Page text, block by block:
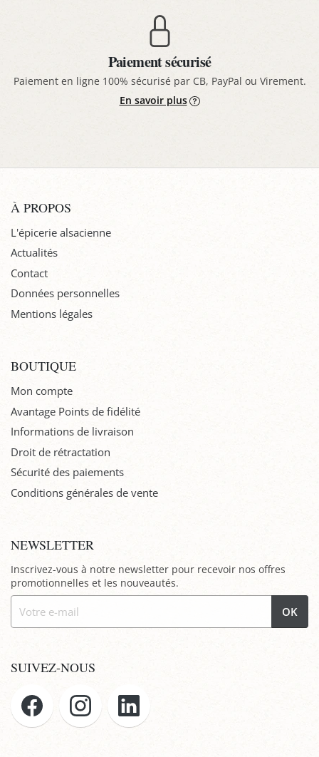
Paiement sécurisé
Paiement en ligne 100% sécurisé par CB, PayPal ou Virement.
En savoir plus
À PROPOS
L'épicerie alsacienne
Actualités
Contact
Données personnelles
Mentions légales
BOUTIQUE
Mon compte
Avantage Points de fidélité
Informations de livraison
Droit de rétractation
Sécurité des paiements
Conditions générales de vente
NEWSLETTER
Inscrivez-vous à notre newsletter pour recevoir nos offres
promotionnelles et les nouveautés.
OK
SUIVEZ-NOUS